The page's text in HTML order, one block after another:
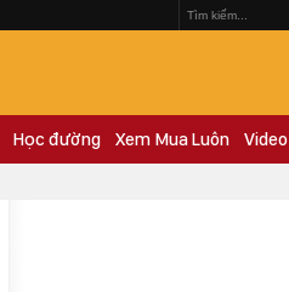
Học đường Xem Mua Luôn Video